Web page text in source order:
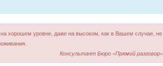
на хорошем уровне, даже на высоком, как в Вашем случае, не
Консультант Бюро «Прямой разговор»